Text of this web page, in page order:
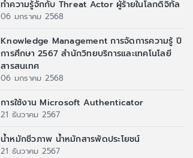
ทำความรู้จักกับ Threat Actor ผู้ร้ายในโลกดิจิทัล
06 มกราคม 2568
Knowledge Management การจัดการความรู้ ปี
การศึกษา 2567 สำนักวิทยบริการและเทคโนโลยี
สารสนเทศ
06 มกราคม 2568
การใช้งาน Microsoft Authenticator
21 ธันวาคม 2567
น้ำหมักชีวภาพ น้ำหมักสารพัดประโยชน์
21 ธันวาคม 2567